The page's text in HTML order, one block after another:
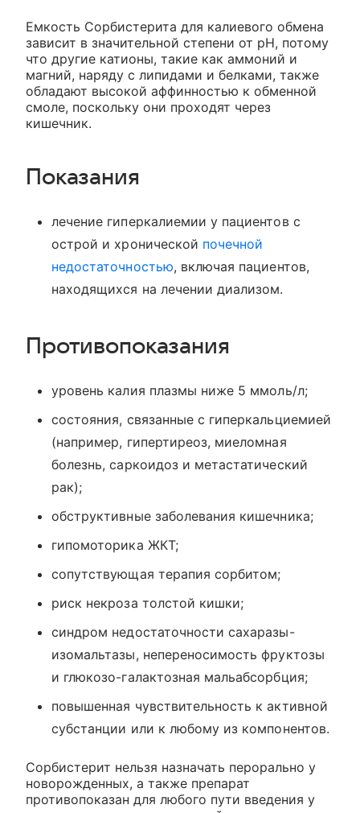
Емкость Сорбистерита для калиевого обмена
зависит в значительной степени от рН, потому
что другие катионы, такие как аммоний и
магний, наряду с липидами и белками, также
обладают высокой аффинностью к обменной
смоле, поскольку они проходят через
кишечник.
Показания
лечение гиперкалиемии у пациентов с
острой и хронической почечной
недостаточностью, включая пациентов,
находящихся на лечении диализом.
Противопоказания
уровень калия плазмы ниже 5 ммоль/л;
состояния, связанные с гиперкальциемией
(например, гипертиреоз, миеломная
болезнь, саркоидоз и метастатический
рак);
обструктивные заболевания кишечника;
гипомоторика ЖКТ;
сопутствующая терапия сорбитом;
риск некроза толстой кишки;
синдром недостаточности сахаразы-
изомальтазы, непереносимость фруктозы
и глюкозо-галактозная мальабсорбция;
повышенная чувствительность к активной
субстанции или к любому из компонентов.
Сорбистерит нельзя назначать перорально у
новорожденных, а также препарат
противопоказан для любого пути введения у